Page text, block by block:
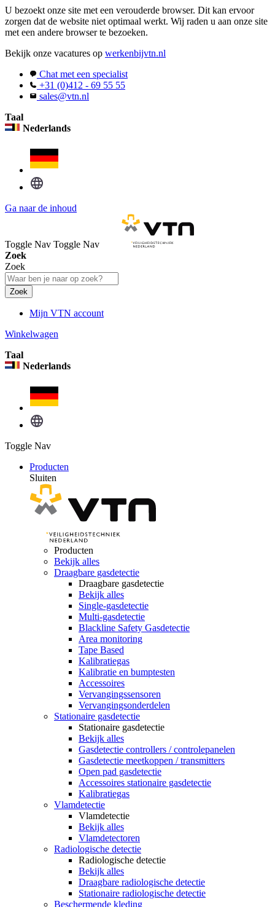
U bezoekt onze site met een verouderde browser. Dit kan ervoor
zorgen dat de website niet optimaal werkt. Wij raden u aan onze site
met een andere browser te bezoeken.
Bekijk onze vacatures op werkenbijvtn.nl
Chat met een specialist
+31 (0)412 - 69 55 55
sales@vtn.nl
Taal
Nederlands
Ga naar de inhoud
Toggle Nav Toggle Nav
Zoek
Zoek
Zoek
Mijn VTN account
Winkelwagen
Taal
Nederlands
Toggle Nav
Producten
Sluiten
Producten
Bekijk alles
Draagbare gasdetectie
Draagbare gasdetectie
Bekijk alles
Single-gasdetectie
Multi-gasdetectie
Blackline Safety Gasdetectie
Area monitoring
Tape Based
Kalibratiegas
Kalibratie en bumptesten
Accessoires
Vervangingssensoren
Vervangingsonderdelen
Stationaire gasdetectie
Stationaire gasdetectie
Bekijk alles
Gasdetectie controllers / controlepanelen
Gasdetectie meetkoppen / transmitters
Open pad gasdetectie
Accessoires stationaire gasdetectie
Kalibratiegas
Vlamdetectie
Vlamdetectie
Bekijk alles
Vlamdetectoren
Radiologische detectie
Radiologische detectie
Bekijk alles
Draagbare radiologische detectie
Stationaire radiologische detectie
Beschermende kleding